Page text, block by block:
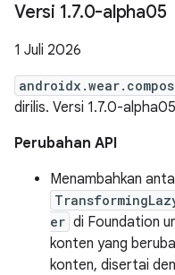
Versi 1.7.0-alpha05
1 Juli 2026
dirilis. Versi 1.7.0-
Perubahan API
Menambahkan
er di Foundation
konten yang
konten, disertai